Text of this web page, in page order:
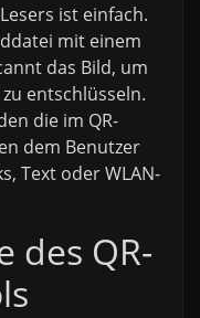
ist einfach.
mit einem
das Bild, um
entschlüsseln.
die im QR-
dem Benutzer
Text oder WLAN-
des QR-